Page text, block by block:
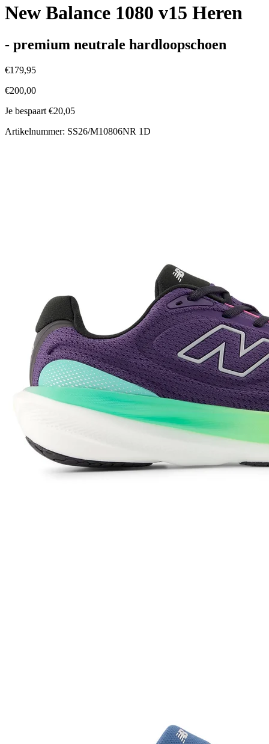
New Balance 1080 v15 Heren
- premium neutrale hardloopschoen
€179,95
€200,00
Je bespaart €20,05
Artikelnummer: SS26/M10806NR 1D